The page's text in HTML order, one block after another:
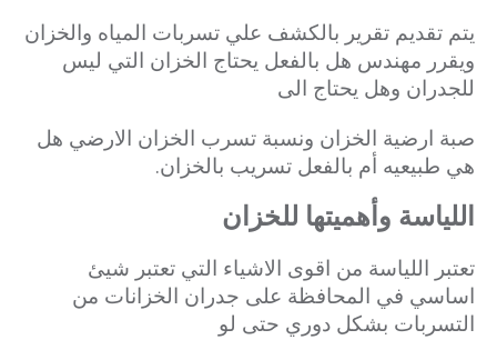
يتم تقديم تقرير بالكشف علي تسربات المياه والخزان
ويقرر مهندس هل بالفعل يحتاج الخزان التي ليس
للجدران وهل يحتاج الى
صبة ارضية الخزان ونسبة تسرب الخزان الارضي هل
هي طبیعیه أم بالفعل تسريب بالخزان.
اللياسة وأهميتها للخزان
تعتبر اللياسة من اقوى الاشياء التي تعتبر شيئ
اساسي في المحافظة على جدران الخزانات من
التسربات بشكل دوري حتى لو